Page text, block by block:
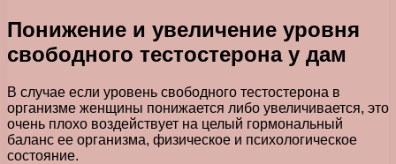
Понижение и увеличение уровня
свободного тестостерона у дам
В случае если уровень свободного тестостерона в
организме женщины понижается либо увеличивается, это
очень плохо воздействует на целый гормональный
баланс ее организма, физическое и психологическое
состояние.